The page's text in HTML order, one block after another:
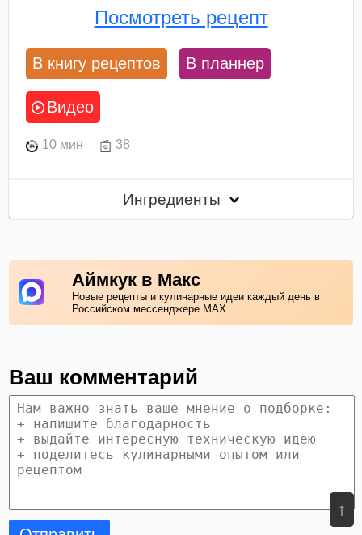
↑
Посмотреть рецепт
В книгу рецептов В планнер
Видео
10 мин 38
Ингредиенты
Аймкук в Макс
Новые рецепты и кулинарные идеи каждый день в
Российском мессенджере MAX
Ваш комментарий